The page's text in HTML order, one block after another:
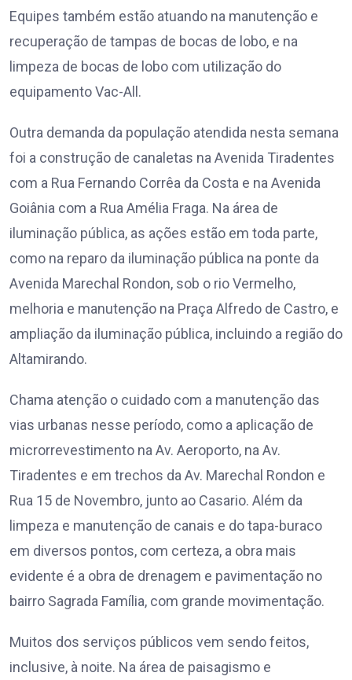
Equipes também estão atuando na manutenção e
recuperação de tampas de bocas de lobo, e na
limpeza de bocas de lobo com utilização do
equipamento Vac-All.
Outra demanda da população atendida nesta semana
foi a construção de canaletas na Avenida Tiradentes
com a Rua Fernando Corrêa da Costa e na Avenida
Goiânia com a Rua Amélia Fraga. Na área de
iluminação pública, as ações estão em toda parte,
como na reparo da iluminação pública na ponte da
Avenida Marechal Rondon, sob o rio Vermelho,
melhoria e manutenção na Praça Alfredo de Castro, e
ampliação da iluminação pública, incluindo a região do
Altamirando.
Chama atenção o cuidado com a manutenção das
vias urbanas nesse período, como a aplicação de
microrrevestimento na Av. Aeroporto, na Av.
Tiradentes e em trechos da Av. Marechal Rondon e
Rua 15 de Novembro, junto ao Casario. Além da
limpeza e manutenção de canais e do tapa-buraco
em diversos pontos, com certeza, a obra mais
evidente é a obra de drenagem e pavimentação no
bairro Sagrada Família, com grande movimentação.
Muitos dos serviços públicos vem sendo feitos,
inclusive, à noite. Na área de paisagismo e